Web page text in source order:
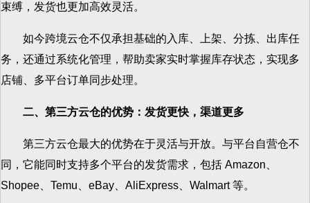
束缚，发货也更加高效灵活。
如今跨境云仓不仅承担基础的入库、上架、分拣、出库任
务，还通过系统化管理，帮助卖家实时掌握库存状态，实现多
店铺、多平台订单同步处理。
二、第三方云仓的优势：发货更快，渠道更多
第三方云仓最大的优势在于灵活与开放。与平台自营仓不
同，它能同时支持多个平台的发货需求，包括 Amazon、
Shopee、Temu、eBay、AliExpress、Walmart 等。